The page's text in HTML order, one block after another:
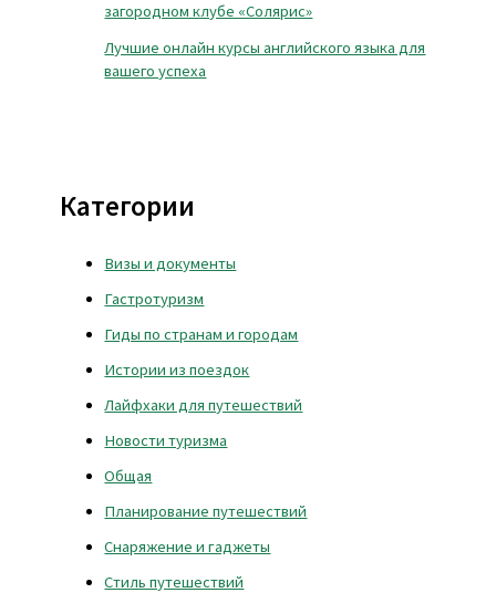
загородном клубе «Солярис»
Лучшие онлайн курсы английского языка для
вашего успеха
Категории
Визы и документы
Гастротуризм
Гиды по странам и городам
Истории из поездок
Лайфхаки для путешествий
Новости туризма
Общая
Планирование путешествий
Снаряжение и гаджеты
Стиль путешествий